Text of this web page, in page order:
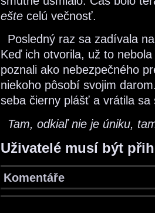
ešte celú večnosť.
Posledný raz sa zadívala
Keď ich otvorila, už to
poznali ako nebezpečného
niekoho pôsobí svojim
seba čierny plášť a vrátila sa
Tam, odkiaľ nie je úniku,
Uživatelé musí být
Komentáře